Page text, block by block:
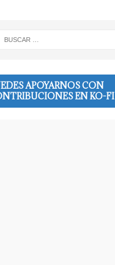
APOYARNOS CON
EN KO-FI